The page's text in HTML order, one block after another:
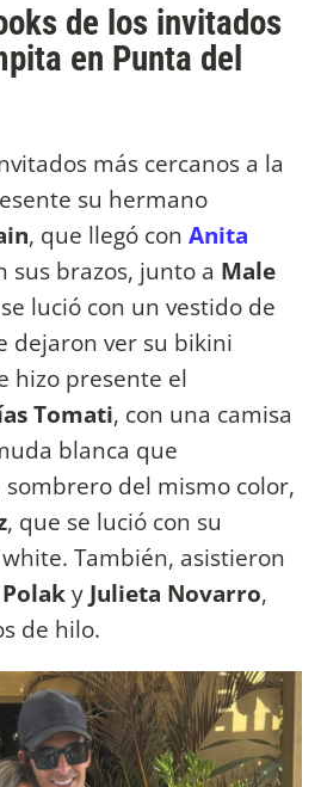
de los invitados
en Punta del
más cercanos a la
su hermano
, que llegó con Anita
sus brazos, junto a Male
lució con un vestido de
dejaron ver su bikini
hizo presente el
Tomati, con una camisa
blanca que
del mismo color,
, que se lució con su
También, asistieron
y Julieta Novarro,
de hilo.